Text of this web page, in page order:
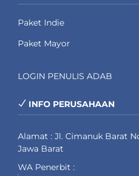
Paket Indie
Paket Mayor
LOGIN PENULIS ADAB
INFO PERUSAHAAN
Alamat : Jl. Cimanuk Barat
Jawa Barat
WA Penerbit :